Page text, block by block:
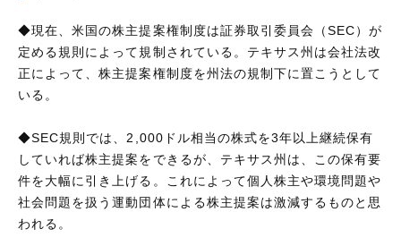
◆現在、米国の株主提案権制度は証券取引委員会（SEC）が
定める規則によって規制されている。テキサス州は会社法改
正によって、株主提案権制度を州法の規制下に置こうとして
いる。
◆SEC規則では、2,000ドル相当の株式を3年以上継続保有
していれば株主提案をできるが、テキサス州は、この保有要
件を大幅に引き上げる。これによって個人株主や環境問題や
社会問題を扱う運動団体による株主提案は激減するものと思
われる。